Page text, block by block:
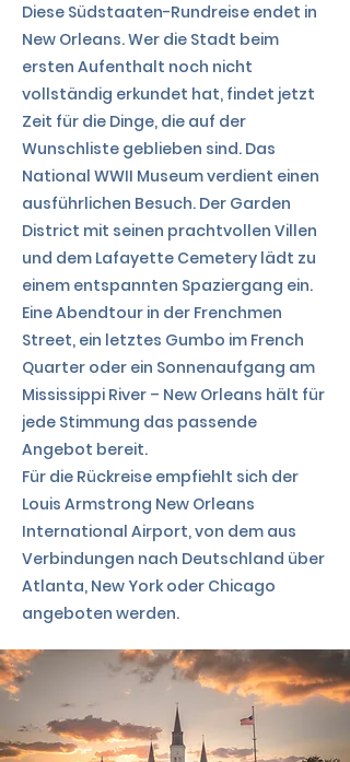
Diese Südstaaten-Rundreise endet in
New Orleans. Wer die Stadt beim
ersten Aufenthalt noch nicht
vollständig erkundet hat, findet jetzt
Zeit für die Dinge, die auf der
Wunschliste geblieben sind. Das
National WWII Museum verdient einen
ausführlichen Besuch. Der Garden
District mit seinen prachtvollen Villen
und dem Lafayette Cemetery lädt zu
einem entspannten Spaziergang ein.
Eine Abendtour in der Frenchmen
Street, ein letztes Gumbo im French
Quarter oder ein Sonnenaufgang am
Mississippi River – New Orleans hält für
jede Stimmung das passende
Angebot bereit.
Für die Rückreise empfiehlt sich der
Louis Armstrong New Orleans
International Airport, von dem aus
Verbindungen nach Deutschland über
Atlanta, New York oder Chicago
angeboten werden.